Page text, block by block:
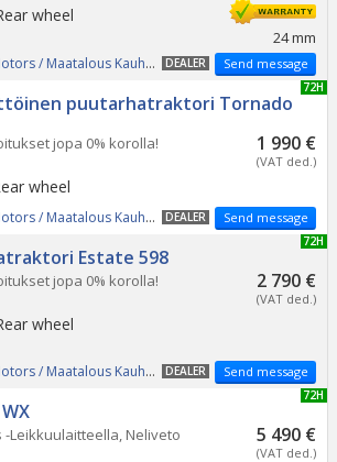
24 mm
wheel
Send message
DEALER
/ Maatalous Kauhajoki
NEW 72H
puutarhatraktori Tornado
1 990 €
(VAT ded.)
jopa 0% korolla!
wheel
Send message
DEALER
/ Maatalous Kauhajoki
NEW 72H
Estate 598
2 790 €
(VAT ded.)
jopa 0% korolla!
wheel
Send message
DEALER
/ Maatalous Kauhajoki
NEW 72H
5 490 €
(VAT ded.)
-Leikkuulaitteella, Neliveto